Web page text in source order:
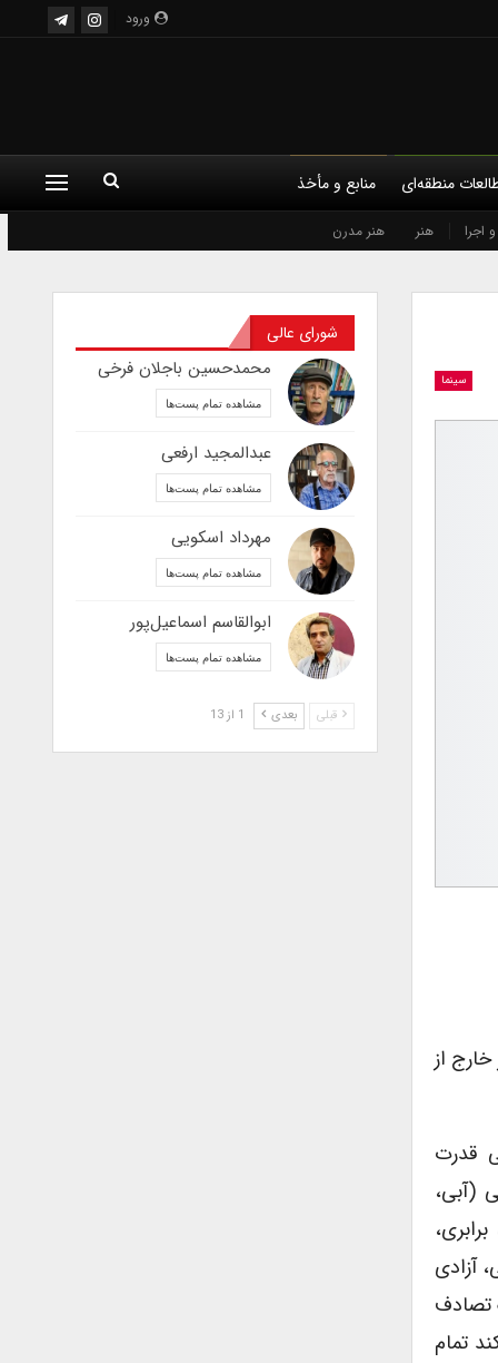
ورود
اجرا هنر هنر مدرن
منطقه‌ای منابع و مأخذ
سینما
خارج از
قدرت
(آبی،
آزادی
تصادف
تمام
شورای عالی
محمدحسین باجلان فرخی
مشاهده تمام پست‌ها
عبدالمجید ارفعی
مشاهده تمام پست‌ها
مهرداد اسکویی
مشاهده تمام پست‌ها
ابوالقاسم اسماعیل‌پور
مشاهده تمام پست‌ها
قبلی بعدی 1 از 13